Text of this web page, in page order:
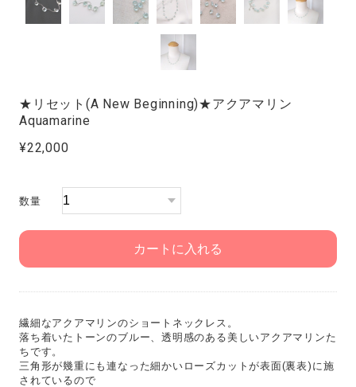
★リセット(A New Beginning)★アクアマリン
Aquamarine
¥22,000
数量
カートに入れる
繊細なアクアマリンのショートネックレス。
落ち着いたトーンのブルー、透明感のある美しいアクアマリンた
ちです。
三角形が幾重にも連なった細かいローズカットが表面(裏表)に施
されているので